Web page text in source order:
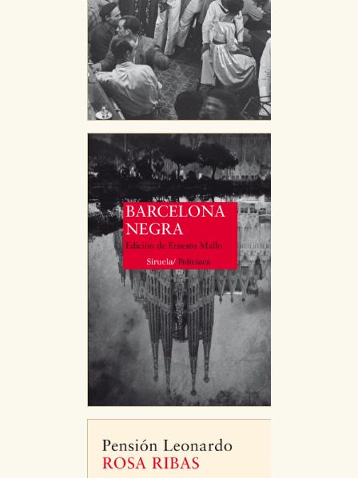
HABILITAR TODO RECHAZAR TODO
Cookies necesarias
Estas cookies son necesarias para que nuestro sitio
web funcione y no es posible deshabilitarlas desde
nuestro sistema. Es posible hacerlo desde el
navegador, pero en ese caso es posible que algunas
áreas de nuestra web dejen de funcionar
correctamente.
Cookies de rendimiento y analíticas
Estas cookies se utilizan para mejorar su experiencia
de navegación y optimizar el funcionamiento de
nuestro sitio web. Almacenan configuraciones de
servicios para que no tenga que reconfigurarlos cada
vez que nos visita. La información es agregada y, por lo
tanto, es anónima.
Cookies de publicidad y redes sociales
Estas cookies son gestionadas por nuestros socios
publicitarios y se utilizan para mostrar publicidad
relevante para sus intereses en otros sitios. No
almacenan directamente información personal sino
que se basan en la identificación única de su
navegador y dispositivo de internet.